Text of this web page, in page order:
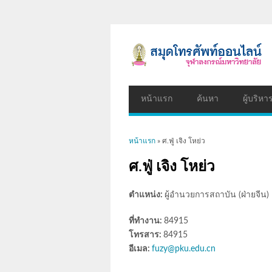
หน้าแรก ค้นหา ผู้บริหาร
คุณอยู่ที่นี่
หน้าแรก » ศ.ฟู่ เจิง โหย่ว
ศ.ฟู่ เจิง โหย่ว
ตำแหน่ง: ผู้อำนวยการสถาบัน (ฝ่ายจีน)
ที่ทำงาน: 84915
โทรสาร: 84915
อีเมล: fuzy@pku.edu.cn